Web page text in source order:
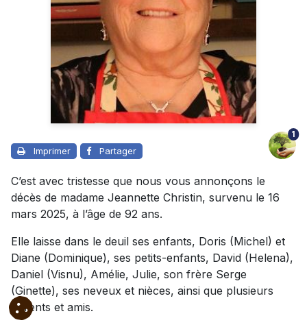
Imprimer Partager
1
C’est avec tristesse que nous vous annonçons le
décès de madame Jeannette Christin, survenu le 16
mars 2025, à l’âge de 92 ans.
Elle laisse dans le deuil ses enfants, Doris (Michel) et
Diane (Dominique), ses petits-enfants, David (Helena),
Daniel (Visnu), Amélie, Julie, son frère Serge
(Ginette), ses neveux et nièces, ainsi que plusieurs
parents et amis.